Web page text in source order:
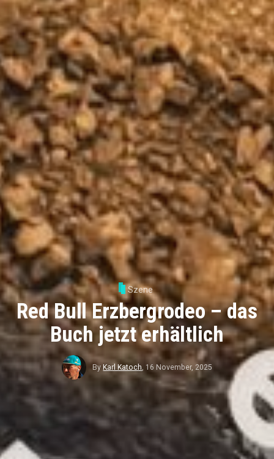
Szene
Red Bull Erzbergrodeo – das
Buch jetzt erhältlich
By Karl Katoch,16 November, 2025